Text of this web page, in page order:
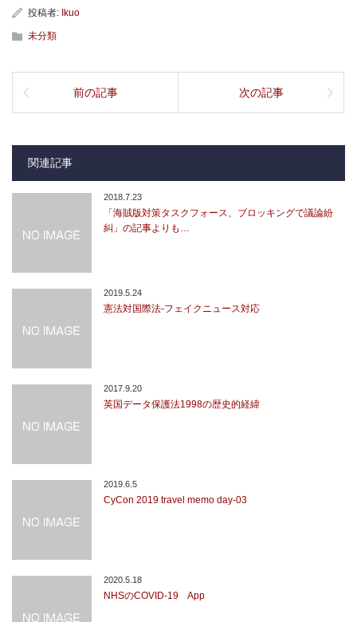
投稿者: Ikuo
未分類
前の記事 次の記事
関連記事
2018.7.23
「海賊版対策タスクフォース、ブロッキングで議論紛
糾」の記事よりも…
2019.5.24
憲法対国際法-フェイクニュース対応
2017.9.20
英国データ保護法1998の歴史的経緯
2019.6.5
CyCon 2019 travel memo day-03
2020.5.18
NHSのCOVID-19 App